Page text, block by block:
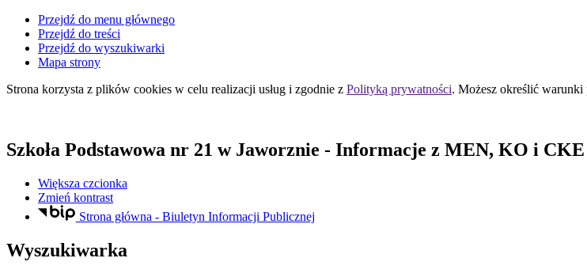
Przejdź do menu głównego
Przejdź do treści
Przejdź do wyszukiwarki
Mapa strony
Strona korzysta z plików cookies w celu realizacji usług i zgodnie z Polityką prywatności. Możesz określić
Szkoła Podstawowa nr 21 w Jaworznie - Informacje z MEN, KO i CKE
Większa czcionka
Zmień kontrast
Strona główna - Biuletyn Informacji Publicznej
Wyszukiwarka